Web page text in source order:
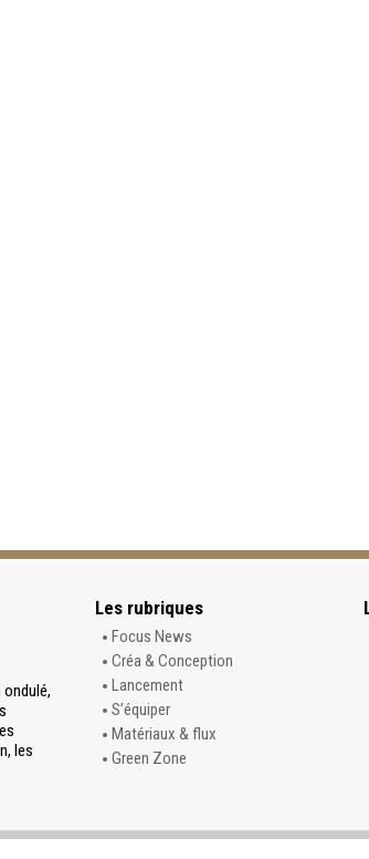
les
Les rubriques
Focus News
Créa & Conception
Lancement
S’équiper
Matériaux & flux
Green Zone